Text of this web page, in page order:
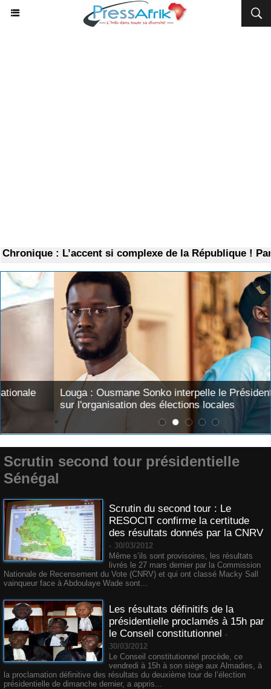
: L’accent si complexe de la République ! Par
Louga : Ousmane Sonko interpelle le Président Diomaye
sur l'organisation des élections locales
Scrutin second tour présidentielle
Sénégal
Scrutin du second tour : Le
RESOCIT confirme la certitude
des résultats donnés par la CNRV
- 30/03/2012
Même s’ils sont provisoires, les résultats
livrés le 27 mars dernier par la Commission
Nationale de Recensement du Vote (CNRV) et qui ont classé Macky Sall
vainqueur face à Abdoulaye Wade sont...
Les résultats définitifs de la
présidentielle proclamés à 15h par
le Conseil constitutionnel -
30/03/2012
Le Conseil constitutionnel procède, ce
vendredi à 15h à son siège aux Almadies, à
la proclamation définitive des résultats du deuxième tour de l’élection
présidentielle de dimanche dernier, a appris...